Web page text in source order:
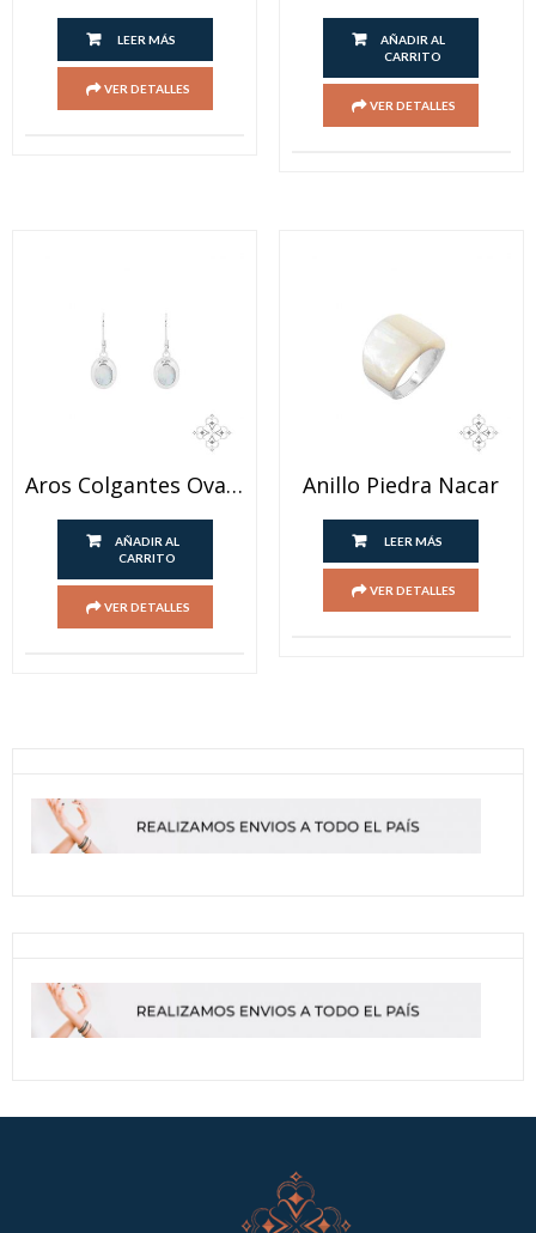
LEER MÁS
VER DETALLES
AÑADIR AL
CARRITO
VER DETALLES
Aros Colgantes Ovalados Nacar
AÑADIR AL
CARRITO
VER DETALLES
Anillo Piedra Nacar
LEER MÁS
VER DETALLES